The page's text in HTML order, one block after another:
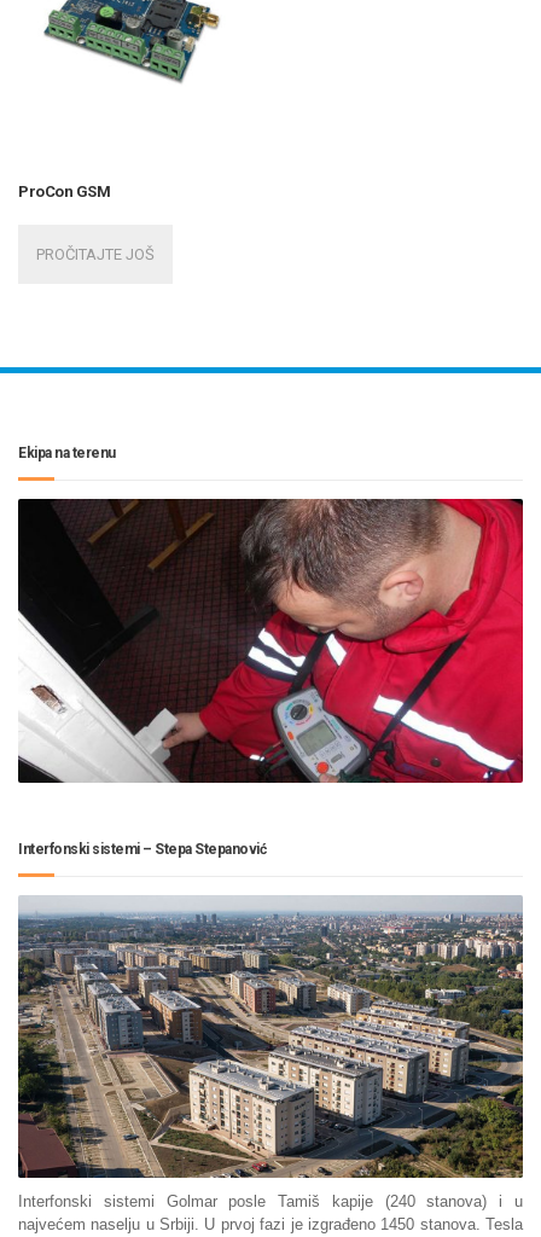
ProCon GSM
PROČITAJTE JOŠ
Ekipa na terenu
Interfonski sistemi – Stepa Stepanović
Interfonski sistemi Golmar posle Tamiš kapije (240 stanova) i u
najvećem naselju u Srbiji. U prvoj fazi je izgrađeno 1450 stanova. Tesla